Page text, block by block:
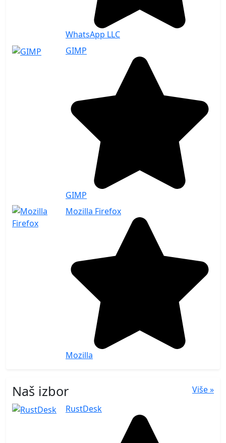
WhatsApp LLC
GIMP
GIMP
Mozilla Firefox
Mozilla
Više »
Naš izbor
RustDesk